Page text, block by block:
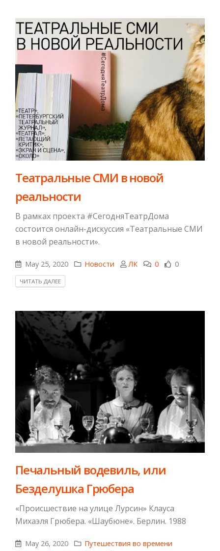
Театральные СМИ в новой
реальности
В рамках проекта #СегодняТеатрДома
состоится онлайн-дискуссия «Театральные СМИ
в новой реальности».
May 25, 2020 Новости ЛК 0 0
ЧИТАТЬ ДАЛЕЕ
Печальный водевиль, или
Безделушка Грюбера
«Происшествие на улице Лурсин» Клауса
Михаэля Грюбера. «Шаубюне». Берлин. 1988
May 26, 2020
Путешествия во времени